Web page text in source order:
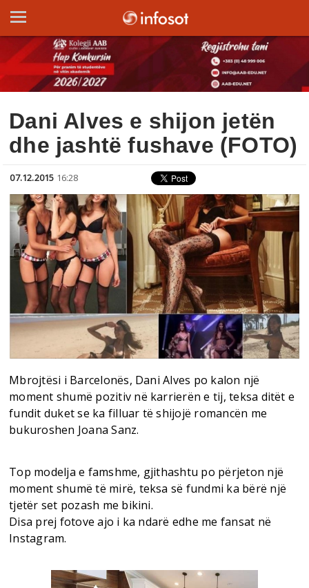
Dani Alves e shijon jetën
dhe jashtë fushave (FOTO)
07.12.2015 16:28
Mbrojtësi i Barcelonës, Dani Alves po kalon një
moment shumë pozitiv në karrierën e tij, teksa ditët e
fundit duket se ka filluar të shijojë romancën me
bukuroshen Joana Sanz.
Top modelja e famshme, gjithashtu po përjeton një
moment shumë të mirë, teksa së fundmi ka bërë një
tjetër set pozash me bikini.
Disa prej fotove ajo i ka ndarë edhe me fansat në
Instagram.